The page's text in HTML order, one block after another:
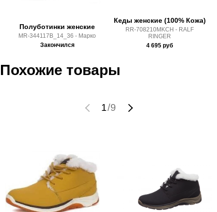
Линейка:Modern
Полуботинки женские
MR-344117B_14_36 - Марко
Закончился
Кеды женские (100% Кожа)
RR-708210MKCH - RALF
RINGER
4 695 руб
Похожие товары
1/9